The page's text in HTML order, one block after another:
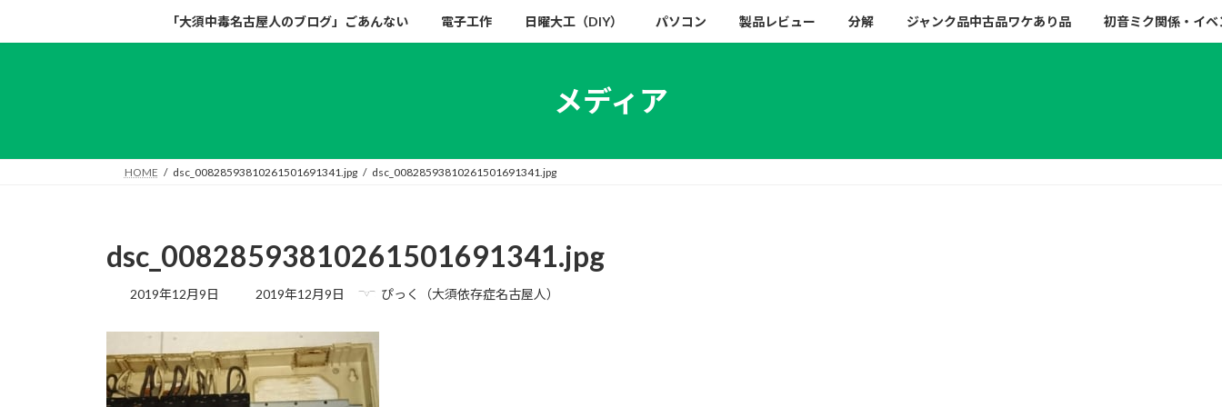
キ
に
「大須中毒名古屋人のブログ」ごあんない 電子工作 日曜大工（DIY） パソコン 製品レビュー 分解 ジャンク品中古品ワケあり品 初音ミク関係・イベ
メディア
HOME dsc_00828593810261501691341.jpg dsc_00828593810261501691341.jpg
dsc_00828593810261501691341.jpg
2019年12月9日
最
更
新
日
時
:
2019年12月9日 ぴっく（大須依存症名古屋人）